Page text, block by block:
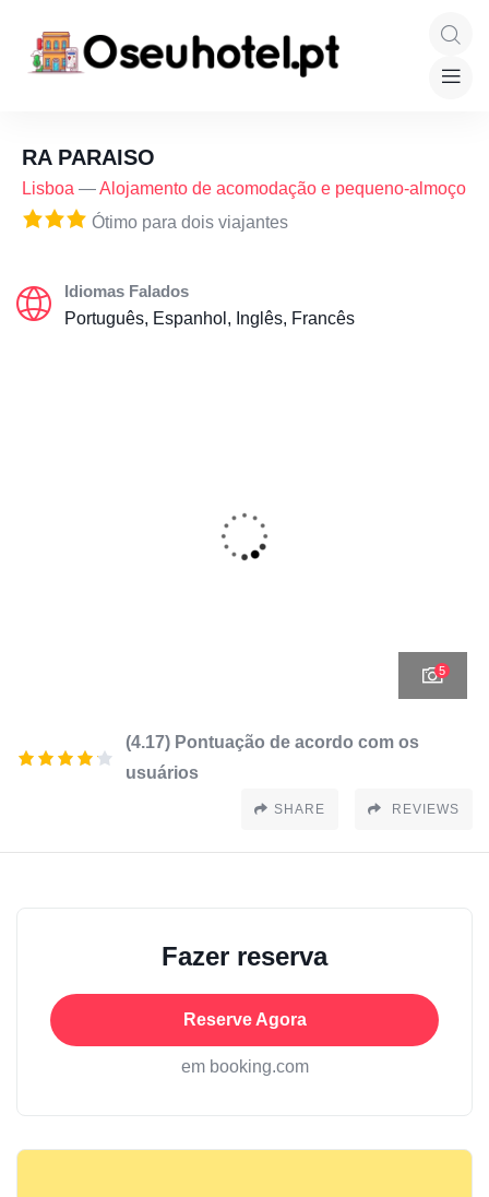
RA PARAISO
Lisboa —Alojamento de acomodação e pequeno-almoço
Ótimo para dois viajantes
Idiomas Falados
Português, Espanhol, Inglês, Francês
5
(4.17) Pontuação de acordo com os
usuários
SHARE REVIEWS
Fazer reserva
Reserve Agora
em booking.com